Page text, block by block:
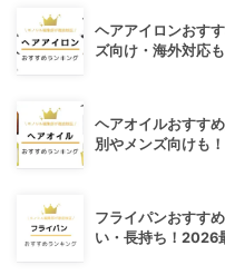
ヘアアイロンおす
ズ向け・海外対応
ヘアオイルおすす
別やメンズ向けも！
フライパンおすす
い・長持ち！2026